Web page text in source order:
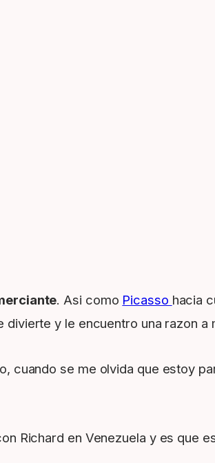
. Asi como Picasso hacia
y le encuentro una razon a
cuando se me olvida que estoy
Richard en Venezuela y es que